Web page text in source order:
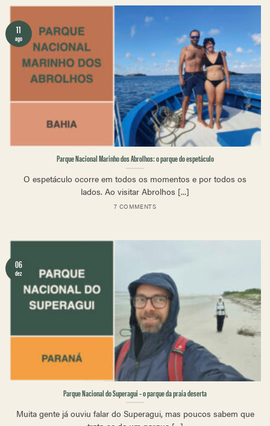
Parque Nacional Marinho dos Abrolhos: o parque do espetáculo
O espetáculo ocorre em todos os momentos e por todos os
lados. Ao visitar Abrolhos [...]
7 COMMENTS
11
ago
Parque Nacional do Superagui – o parque da praia deserta
Muita gente já ouviu falar do Superagui, mas poucos sabem que
06
dez